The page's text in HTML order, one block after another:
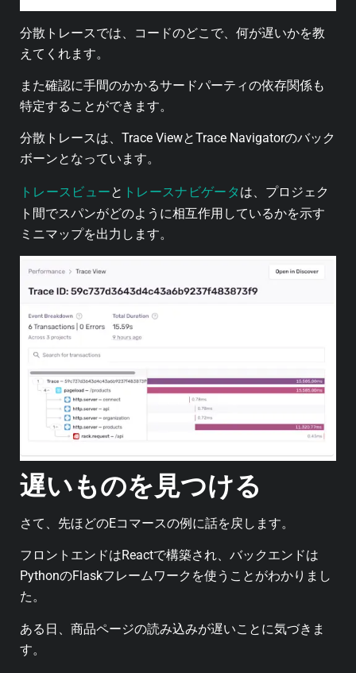
分散トレースでは、コードのどこで、何が遅いかを教
えてくれます。
また確認に手間のかかるサードパーティの依存関係も
特定することができます。
分散トレースは、Trace ViewとTrace Navigatorのバック
ボーンとなっています。
トレースビューと トレースナビゲータ は、プロジェク
ト間でスパンがどのように相互作用しているかを示す
ミニマップを出力します。
遅いものを見つける
さて、先ほどのEコマースの例に話を戻します。
フロントエンドはReactで構築され、バックエンドは
PythonのFlaskフレームワークを使うことがわかりまし
た。
ある日、商品ページの読み込みが遅いことに気づきま
す。